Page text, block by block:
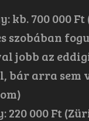
kb. 700 000 Ft
szobában
jobb az
bár arra sem
220 000 Ft